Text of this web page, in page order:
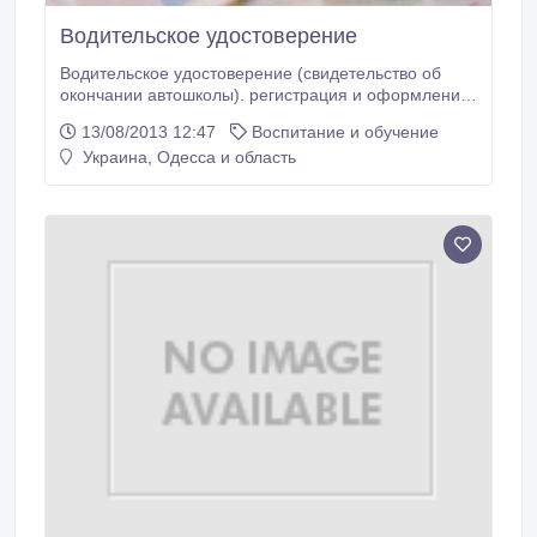
Водительское удостоверение
Водительское удостоверение (свидетельство об
окончании автошколы). регистрация и оформление
положительный результат, короткие сроки
получения документов..
13/08/2013 12:47
Воспитание и обучение
Украина, Одесса и область